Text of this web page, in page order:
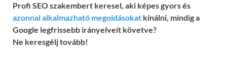
Profi SEO szakembert keresel, aki képes gyors és
azonnal alkalmazható megoldásokat kínálni, mindig a
Google legfrissebb irányelveit követve?
Ne keresgélj tovább!